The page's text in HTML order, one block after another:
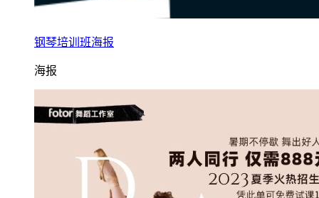
钢琴培训班海报
海报